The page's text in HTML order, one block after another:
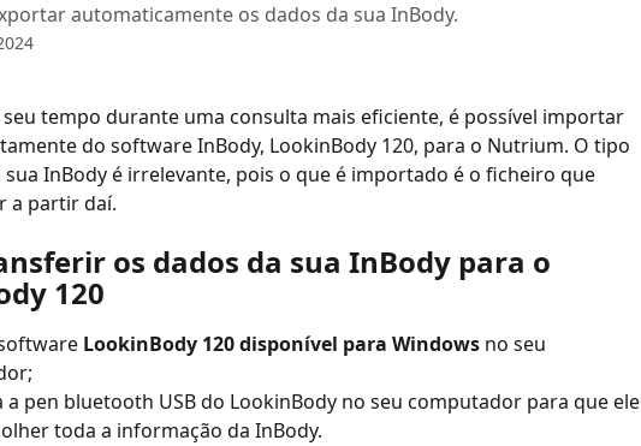
automaticamente os dados da sua InBody.
tempo durante uma consulta mais eficiente, é possível importar
do software InBody, LookinBody 120, para o Nutrium. O tipo
InBody é irrelevante, pois o que é importado é o ficheiro que
a partir daí.
os dados da sua InBody para o
120
LookinBody 120 disponível para Windows no seu
pen bluetooth USB do LookinBody no seu computador para que ele
toda a informação da InBody.